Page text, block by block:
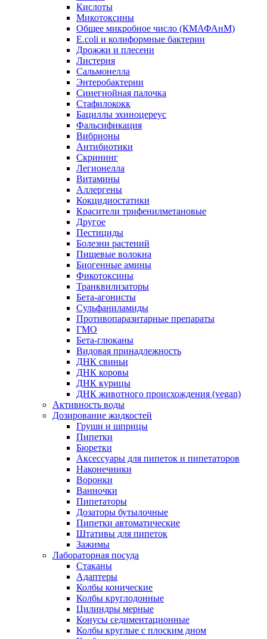
Кислоты
Микотоксины
Общее микробное число (КМАФАнМ)
E.coli и колиформные бактерии
Дрожжи и плесени
Листерия
Сальмонелла
Энтеробактерии
Синегнойная палочка
Стафилококк
Бациллы эхиноцереус
Фальсификация
Вибрионы
Антибиотики
Скрининг
Легионелла
Витамины
Аллергены
Кокцидиостатики
Красители трифенилметановые
Другое
Пестициды
Болезни растений
Пищевые волокна
Биогенные амины
Фикотоксины
Транквилизаторы
Бета-агонисты
Сульфаниламиды
Противопаразитарные препараты
ГМО
Бета-глюканы
Видовая принадлежность
ДНК свиньи
ДНК коровы
ДНК курицы
ДНК животного происхождения (vegan)
Активность воды
Дозирование жидкостей
Груши и шприцы
Пипетки
Бюретки
Аксессуары для пипеток и пипетаторов
Наконечники
Воронки
Ванночки
Пипетаторы
Дозаторы бутылочные
Пипетки автоматические
Штативы для пипеток
Зажимы
Лабораторная посуда
Стаканы
Адаптеры
Колбы конические
Колбы круглодонные
Цилиндры мерные
Конусы седиментационные
Колбы круглые с плоским дном